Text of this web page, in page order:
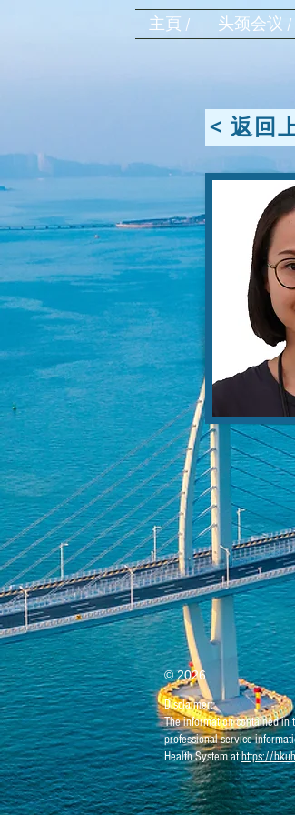
主頁 / 头颈会议 /
< 返回
© 2026
Disclaimer:
The information contained in
professional service
Health System athttps://